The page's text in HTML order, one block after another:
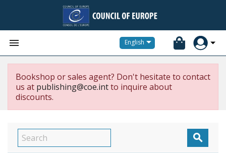
 English
Bookshop or sales agent? Don't hesitate to contact
us at publishing@coe.intto inquire about
discounts.
